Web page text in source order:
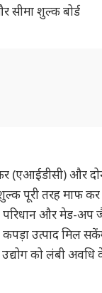
सीमा शुल्क बोर्ड
(एआईडीसी) और
पूरी तरह माफ कर
परिधान और मेड-अप
कपड़ा उत्पाद मिल
को लंबी अवधि